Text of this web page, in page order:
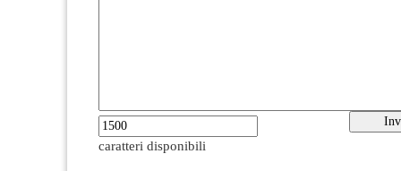
caratteri disponibili